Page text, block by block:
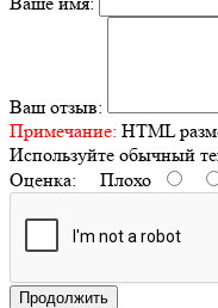
Ваш отзыв:
Примечание: HTML
Используйте обычный
Оценка: Плохо
Продолжить